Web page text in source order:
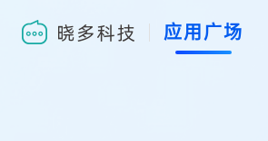
应用广场